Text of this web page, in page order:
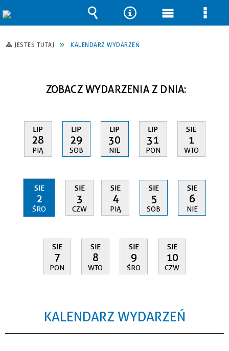
JESTEŚ TUTAJ KALENDARZ WYDARZEŃ
ZOBACZ WYDARZENIA Z DNIA:
LIP
28
PIĄ
LIP
29
SOB
LIP
30
NIE
LIP
31
PON
SIE
1
WTO
SIE
2
ŚRO
SIE
3
CZW
SIE
4
PIĄ
SIE
5
SOB
SIE
6
NIE
SIE
7
PON
SIE
8
WTO
SIE
9
ŚRO
SIE
10
CZW
KALENDARZ WYDARZEŃ
Wyszukiwarka
Narzędzia
Menu Menu